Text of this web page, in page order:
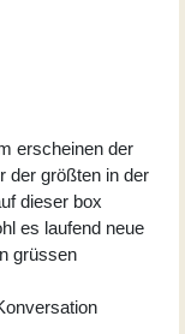
erscheinen der
der größten in der
dieser box
es laufend neue
grüssen